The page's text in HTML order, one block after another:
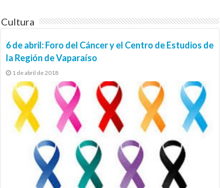
Cultura
6 de abril: Foro del Cáncer y el Centro de Estudios de
la Región de Vaparaíso
1 de abril de 2018